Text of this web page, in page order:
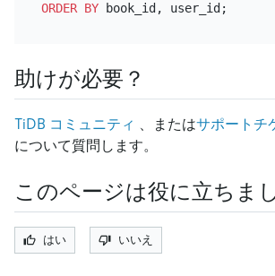
ORDER BY
助けが必要？
TiDB コミュニティ 、またはサポートチ
について質問します。
このページは役に立ちま
はい いいえ